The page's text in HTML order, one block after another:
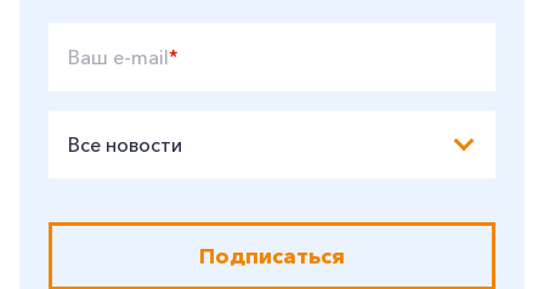
Ваш e-mail*
Все новости
Подписаться